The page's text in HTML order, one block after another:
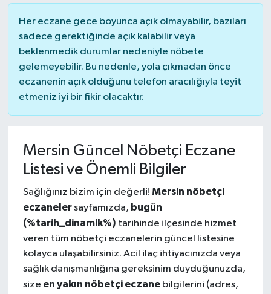
Her eczane gece boyunca açık olmayabilir, bazıları
sadece gerektiğinde açık kalabilir veya
beklenmedik durumlar nedeniyle nöbete
gelemeyebilir. Bu nedenle, yola çıkmadan önce
eczanenin açık olduğunu telefon aracılığıyla teyit
etmeniz iyi bir fikir olacaktır.
Mersin Güncel Nöbetçi Eczane
Listesi ve Önemli Bilgiler
Sağlığınız bizim için değerli! Mersin nöbetçi
eczanelersayfamızda, bugün
(%tarih_dinamik%) tarihinde ilçesinde hizmet
veren tüm nöbetçi eczanelerin güncel listesine
kolayca ulaşabilirsiniz. Acil ilaç ihtiyacınızda veya
sağlık danışmanlığına gereksinim duyduğunuzda,
size en yakın nöbetçi eczane bilgilerini (adres,